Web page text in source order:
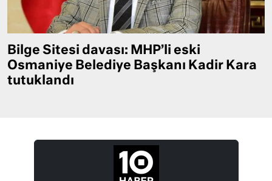
Bilge Sitesi davası: MHP’li eski
Osmaniye Belediye Başkanı Kadir Kara
tutuklandı